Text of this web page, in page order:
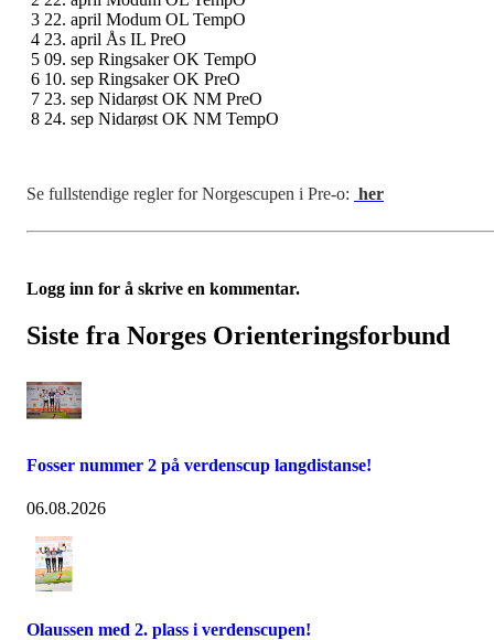
3 22. april Modum OL TempO
4 23. april Ås IL PreO
5 09. sep Ringsaker OK TempO
6 10. sep Ringsaker OK PreO
7 23. sep Nidarøst OK NM PreO
8 24. sep Nidarøst OK NM TempO
Se fullstendige regler for Norgescupen i Pre-o: her
Logg inn for å skrive en kommentar.
Siste fra Norges Orienteringsforbund
Fosser nummer 2 på verdenscup langdistanse!
06.08.2026
Olaussen med 2. plass i verdenscupen!